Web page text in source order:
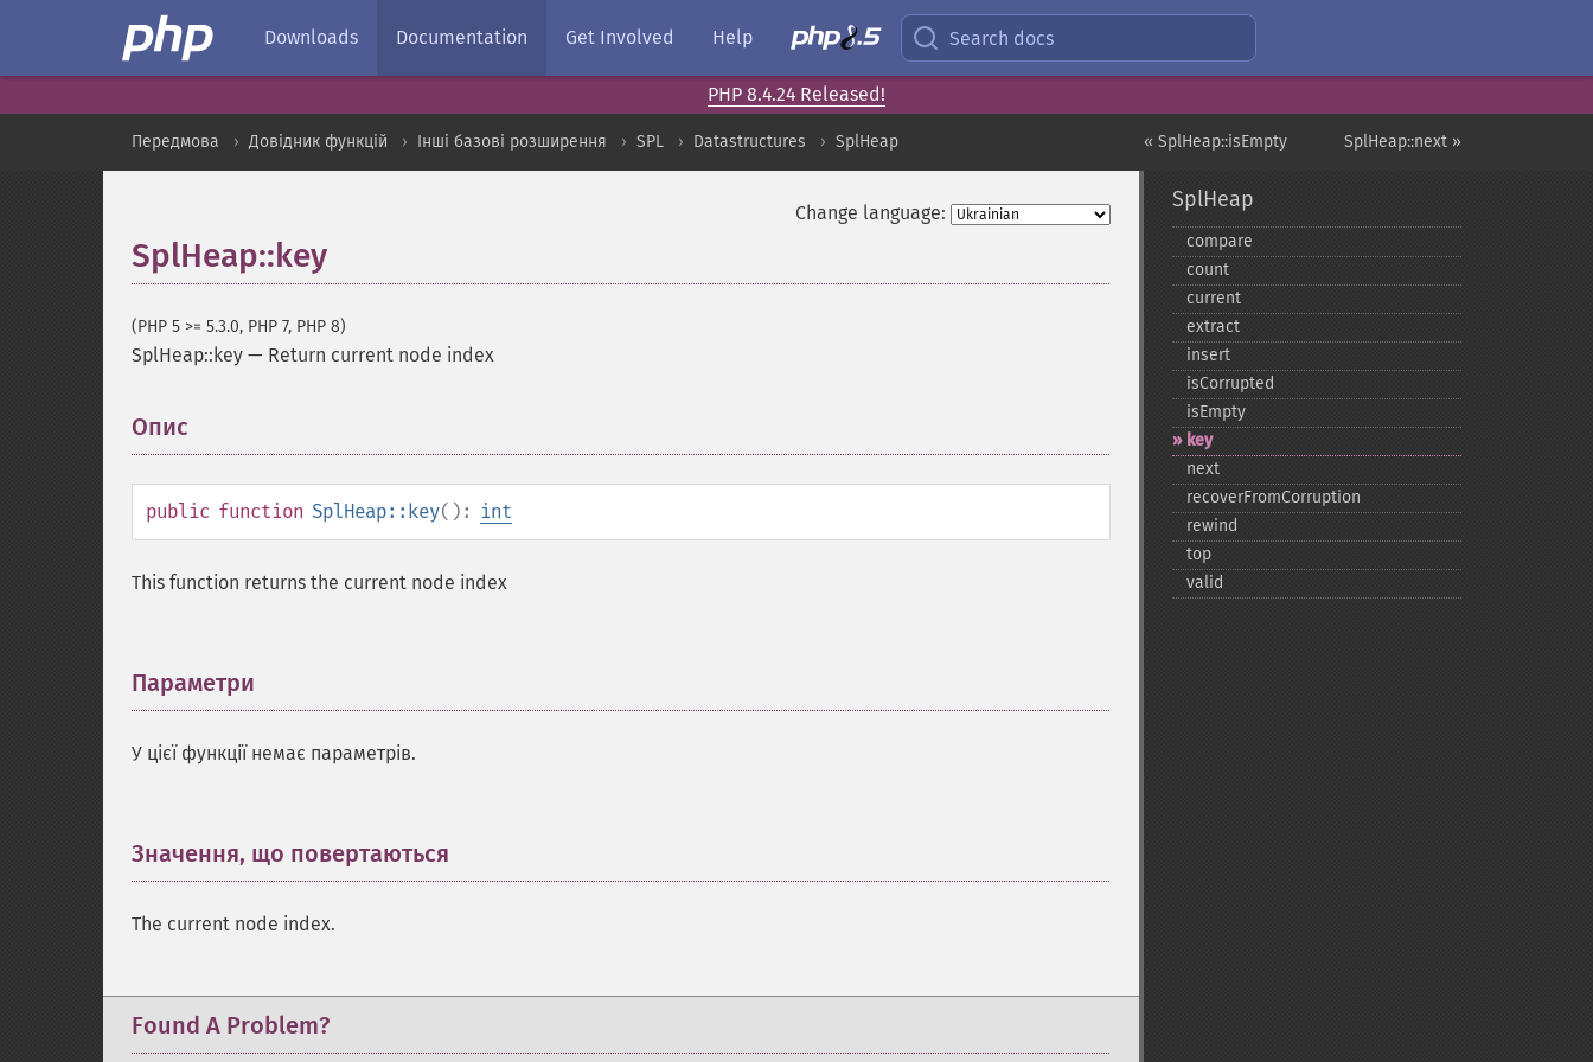
Downloads Documentation Get Involved Help Search docs
PHP 8.4.24 Released!
SplHeap::next »
« SplHeap::isEmpty
Передмова Довідник функцій Інші базові розширення SPL Datastructures SplHeap
Change language:
SplHeap::key
(PHP 5 >= 5.3.0, PHP 7, PHP 8)
SplHeap::key — Return current node index
Опис
public function SplHeap::key(): int
This function returns the current node index
Параметри
У цієї функції немає параметрів.
Значення, що повертаються
The current node index.
Found A Problem?
SplHeap
compare
count
current
extract
insert
isCorrupted
isEmpty
key
next
recoverFromCorruption
rewind
top
valid